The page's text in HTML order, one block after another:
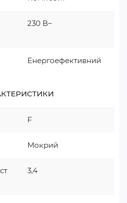
230 В~
Енергоефективний
F
Мокрий
3,4